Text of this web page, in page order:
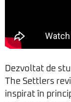
Dezvoltat de
The Settlers
inspirat în